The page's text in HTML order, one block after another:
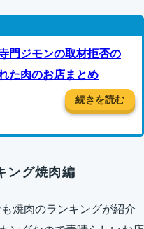
門ジモンの取材拒否の
た肉のお店まとめ
続きを読む
ング焼肉編
焼肉のランキングが紹介